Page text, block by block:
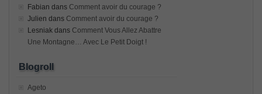
Fabian dans Comment avoir du courage ?
Julien dans Comment avoir du courage ?
Lesniak dans Comment Vous Allez Abattre
Une Montagne… Avec Le Petit Doigt !
Blogroll
Ageto